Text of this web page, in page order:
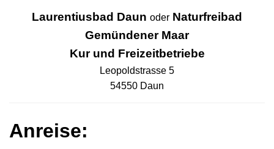
Laurentiusbad Daun oder Naturfreibad
Gemündener Maar
Kur und Freizeitbetriebe
Leopoldstrasse 5
54550 Daun
Anreise: